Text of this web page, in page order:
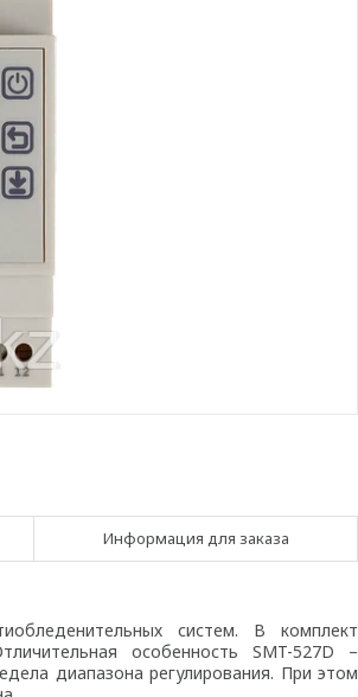
Информация для заказа
систем. В комплект
особенность SMT-527D –
диапазона регулирования. При этом